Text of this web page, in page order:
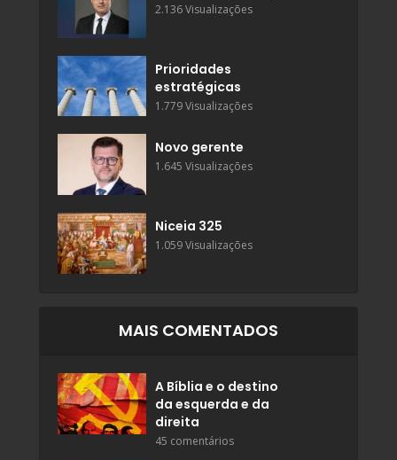
2.136 Visualizações
Prioridades
estratégicas
1.779 Visualizações
Novo gerente
1.645 Visualizações
Niceia 325
1.059 Visualizações
MAIS COMENTADOS
A Bíblia e o destino
da esquerda e da
direita
45 comentários